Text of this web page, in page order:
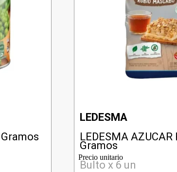
LEDESMA
LEDESMA AZUCAR
Gramos
Bulto x 6 un
Precio unitario